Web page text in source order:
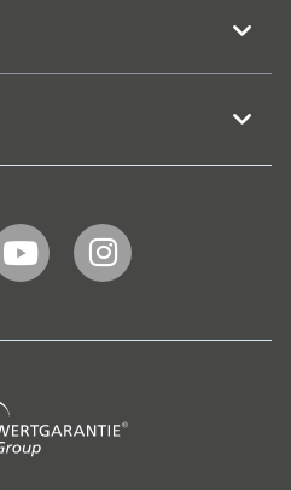
auf
WERTGARANTIE
auf
Group